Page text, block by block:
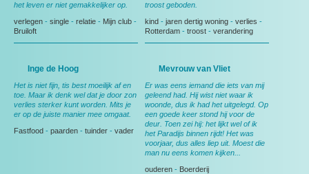
het leven er niet gemakkelijker op.
verlegen - single - relatie - Mijn club -
Bruiloft
troost geboden.
kind - jaren dertig woning - verlies -
Rotterdam - troost - verandering
Inge de Hoog
Het is niet fijn, tis best moeilijk af en
toe. Maar ik denk wel dat je door zon
verlies sterker kunt worden. Mits je
er op de juiste manier mee omgaat.
Fastfood - paarden - tuinder - vader
Mevrouw van Vliet
Er was eens iemand die iets van mij
geleend had. Hij wist niet waar ik
woonde, dus ik had het uitgelegd. Op
een goede keer stond hij voor de
deur. Toen zei hij: het lijkt wel of ik
het Paradijs binnen rijdt! Het was
voorjaar, dus alles liep uit. Moest die
man nu eens komen kijken...
ouderen - Boerderij